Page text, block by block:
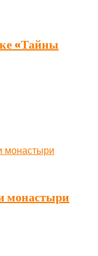
«Тайны
монастыри